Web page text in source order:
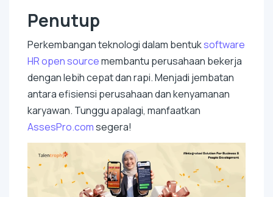
Penutup
Perkembangan teknologi dalam bentuksoftware
HRopen sourcemembantu perusahaan bekerja
dengan lebih cepat dan rapi. Menjadi jembatan
antara efisiensi perusahaan dan kenyamanan
karyawan. Tunggu apalagi, manfaatkan
AssesPro.comsegera!